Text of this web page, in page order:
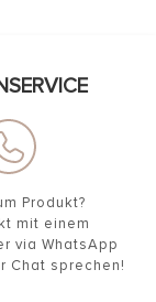
Produkt?
mit einem
via WhatsApp
Chat sprechen!